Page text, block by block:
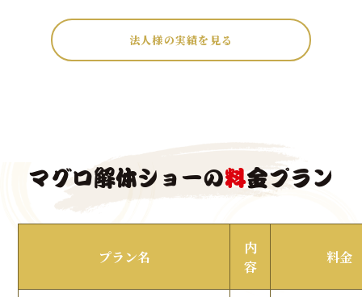
法人様の実績を見る
マグロ解体ショーの料金プラン
プラン名
内
容
料金